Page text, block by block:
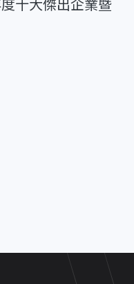
十大傑出企業暨